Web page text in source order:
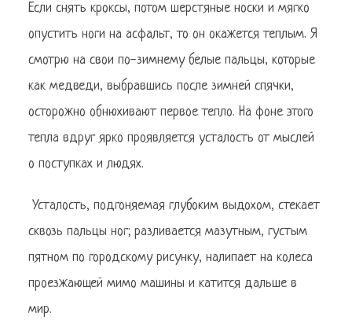
Если снять кроксы, потом шерстяные носки и мягко
опустить ноги на асфальт, то он окажется теплым. Я
смотрю на свои по-зимнему белые пальцы, которые
как медведи, выбравшись после зимней спячки,
осторожно обнюхивают первое тепло. На фоне этого
тепла вдруг ярко проявляется усталость от мыслей
о поступках и людях.
Усталость, подгоняемая глубоким выдохом, стекает
сквозь пальцы ног; разливается мазутным, густым
пятном по городскому рисунку, налипает на колеса
проезжающей мимо машины и катится дальше в
мир.